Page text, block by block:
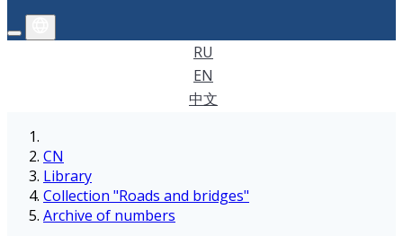
RU
EN
中文
CN
Library
Collection "Roads and bridges"
Archive of numbers